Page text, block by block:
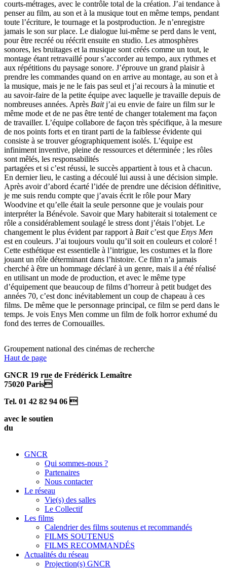
courts-métrages, avec le contrôle total de la création. J’ai tendance à
penser au film, au son et à la musique tout en même temps, pendant
toute l’écriture, le tournage et la postproduction. Je n’enregistre
jamais le son sur place. Le dialogue lui-même se perd dans le vent,
pour être recréé ou réécrit ensuite en studio. Les atmosphères
sonores, les bruitages et la musique sont créés comme un tout, le
montage étant retravaillé pour s’accorder au tempo, aux rythmes et
aux répétitions du paysage sonore. J’éprouve un grand plaisir à
prendre les commandes quand on en arrive au montage, au son et à
la musique, mais je ne le fais pas seul et j’ai recours à la minutie et
au savoir-faire de la petite équipe avec laquelle je travaille depuis de
nombreuses années. Après Baitj’ai eu envie de faire un film sur le
même mode et de ne pas être tenté de changer totalement ma façon
de travailler. L’équipe collabore de façon très spécifique, à la mesure
de nos points forts et en tirant parti de la faiblesse évidente qui
consiste à se trouver géographiquement isolés. L’équipe est
infiniment inventive, pleine de ressources et déterminée ; les rôles
sont mêlés, les responsabilités
partagées et si c’est réussi, le succès appartient à tous et à chacun.
En dernier lieu, le casting a découlé lui aussi à une décision simple.
Après avoir d’abord écarté l’idée de prendre une décision définitive,
je me suis rendu compte que j’avais écrit le rôle pour Mary
Woodvine et qu’elle était la seule personne que je voulais pour
interpréter la Bénévole. Savoir que Mary habiterait si totalement ce
rôle a considérablement soulagé le stress dont j’étais l’objet. Le
changement le plus évident par rapport à Baitc’est que Enys Men
est en couleurs. J’ai toujours voulu qu’il soit en couleurs et coloré !
Cette esthétique est essentielle à l’intrigue, les costumes et la flore
jouant un rôle déterminant dans l’histoire. Ce film n’a jamais
cherché à être un hommage déclaré à un genre, mais il a été réalisé
en utilisant un mode de production, et avec le même type
d’équipement que beaucoup de films d’horreur à petit budget des
années 70, c’est donc inévitablement un coup de chapeau à ces
films. De même que le personnage principal, ce film se perd dans le
temps. Je vois Enys Men comme un film de folk horror exhumé du
fond des terres de Cornouailles.
Groupement national des cinémas de recherche
Haut de page
GNCR 19 rue de Frédérick Lemaître
75020 Paris
Tel. 01 42 82 94 06 
avec le soutien
du
GNCR
Qui sommes-nous ?
Partenaires
Nous contacter
Le réseau
Vie(s) des salles
Le Collectif
Les films
Calendrier des films soutenus et recommandés
FILMS SOUTENUS
FILMS RECOMMANDÉS
Actualités du réseau
Projection(s) GNCR